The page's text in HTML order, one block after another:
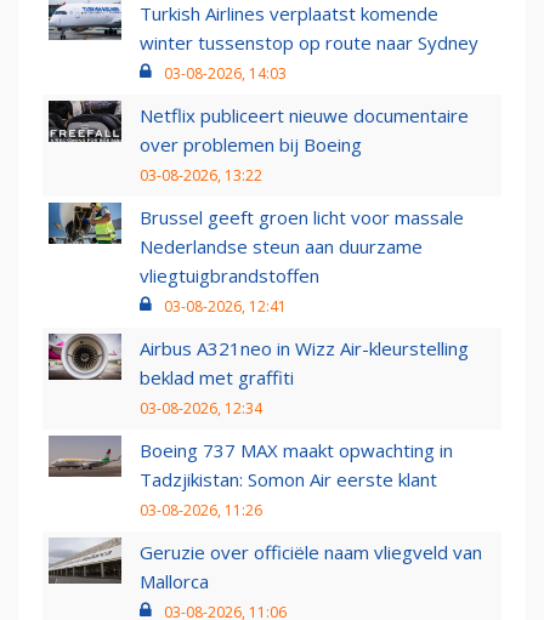
Turkish Airlines verplaatst komende
winter tussenstop op route naar Sydney
03-08-2026, 14:03
Netflix publiceert nieuwe documentaire
over problemen bij Boeing
03-08-2026, 13:22
Brussel geeft groen licht voor massale
Nederlandse steun aan duurzame
vliegtuigbrandstoffen
03-08-2026, 12:41
Airbus A321neo in Wizz Air-kleurstelling
beklad met graffiti
03-08-2026, 12:34
Boeing 737 MAX maakt opwachting in
Tadzjikistan: Somon Air eerste klant
03-08-2026, 11:26
Geruzie over officiële naam vliegveld van
Mallorca
03-08-2026, 11:06